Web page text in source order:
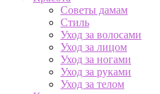
Советы дамам
Стиль
Уход за волосами
Уход за лицом
Уход за ногами
Уход за руками
Уход за телом